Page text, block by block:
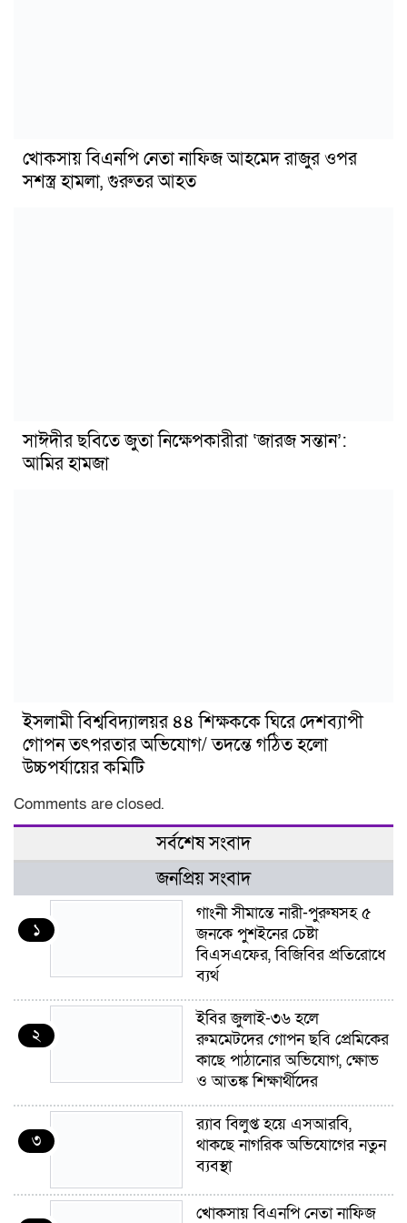
খোকসায় বিএনপি নেতা নাফিজ আহমেদ রাজুর ওপর
সশস্ত্র হামলা, গুরুতর আহত
সাঈদীর ছবিতে জুতা নিক্ষেপকারীরা ‘জারজ সন্তান’:
আমির হামজা
ইসলামী বিশ্ববিদ্যালয়র ৪৪ শিক্ষককে ঘিরে দেশব্যাপী
গোপন তৎপরতার অভিযোগ/ তদন্তে গঠিত হলো
উচ্চপর্যায়ের কমিটি
Comments are closed.
সর্বশেষ সংবাদ
জনপ্রিয় সংবাদ
১
গাংনী সীমান্তে নারী-পুরুষসহ ৫
জনকে পুশইনের চেষ্টা
বিএসএফের, বিজিবির প্রতিরোধে
ব্যর্থ
২
ইবির জুলাই-৩৬ হলে
রুমমেটদের গোপন ছবি প্রেমিকের
কাছে পাঠানোর অভিযোগ, ক্ষোভ
ও আতঙ্ক শিক্ষার্থীদের
৩
র‍্যাব বিলুপ্ত হয়ে এসআরবি,
থাকছে নাগরিক অভিযোগের নতুন
ব্যবস্থা
খোকসায় বিএনপি নেতা নাফিজ